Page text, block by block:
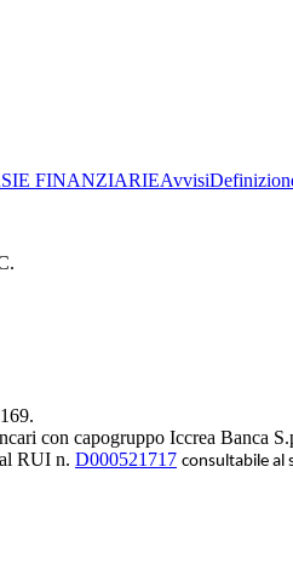
FINANZIARIEAvvisi
con capogruppo Iccrea Banca
RUI n. D000521717 consultabile al